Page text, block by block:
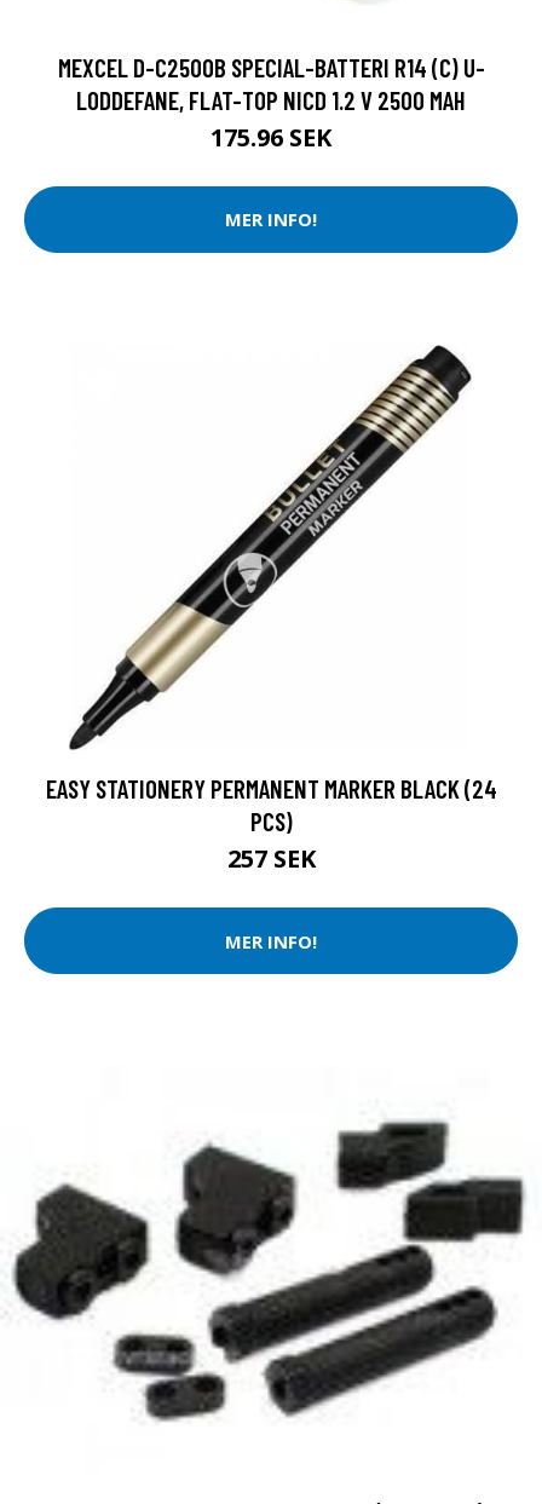
MEXCEL D-C2500B SPECIAL-BATTERI R14 (C) U-
LODDEFANE, FLAT-TOP NICD 1.2 V 2500 MAH
175.96 SEK
MER INFO!
EASY STATIONERY PERMANENT MARKER BLACK (24
PCS)
257 SEK
MER INFO!